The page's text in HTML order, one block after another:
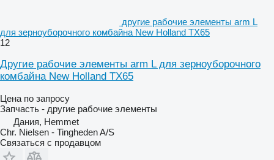
другие рабочие элементы arm L
для зерноуборочного комбайна New Holland TX65
12
Другие рабочие элементы arm L для зерноуборочного
комбайна New Holland TX65
Цена по запросу
Запчасть - другие рабочие элементы
Дания, Hemmet
Chr. Nielsen - Tingheden A/S
Связаться с продавцом